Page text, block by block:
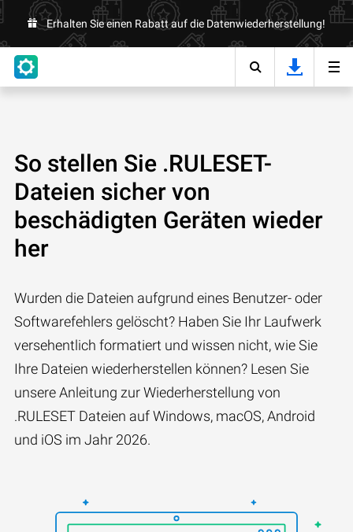
Erhalten Sie einen Rabatt auf die Datenwiederherstellung!
So stellen Sie .RULESET-
Dateien sicher von
beschädigten Geräten wieder
her
Wurden die Dateien aufgrund eines Benutzer- oder
Softwarefehlers gelöscht? Haben Sie Ihr Laufwerk
versehentlich formatiert und wissen nicht, wie Sie
Ihre Dateien wiederherstellen können? Lesen Sie
unsere Anleitung zur Wiederherstellung von
.RULESET Dateien auf Windows, macOS, Android
und iOS im Jahr 2026.